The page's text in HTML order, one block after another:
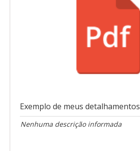
Exemplo de meus detalhamentos
Nenhuma descrição informada